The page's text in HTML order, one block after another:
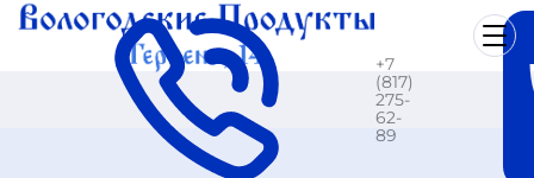
+7
(817)
275-
62-
89